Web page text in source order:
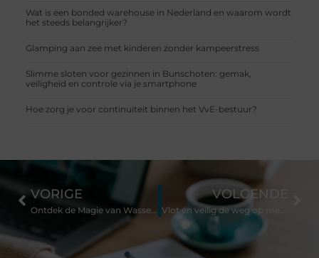
Wat is een bonded warehouse in Nederland en waarom wordt
het steeds belangrijker?
Glamping aan zee met kinderen zonder kampeerstress
Slimme sloten voor gezinnen in Bunschoten: gemak,
veiligheid en controle via je smartphone
Hoe zorg je voor continuïteit binnen het VvE-bestuur?
VORIGE
Ontdek de Magie van Wasserettes in Den Helder voor Altijd Schone Kleding
VOLGENDE